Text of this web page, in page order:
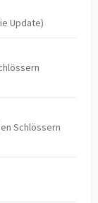
Update)
Schlössern